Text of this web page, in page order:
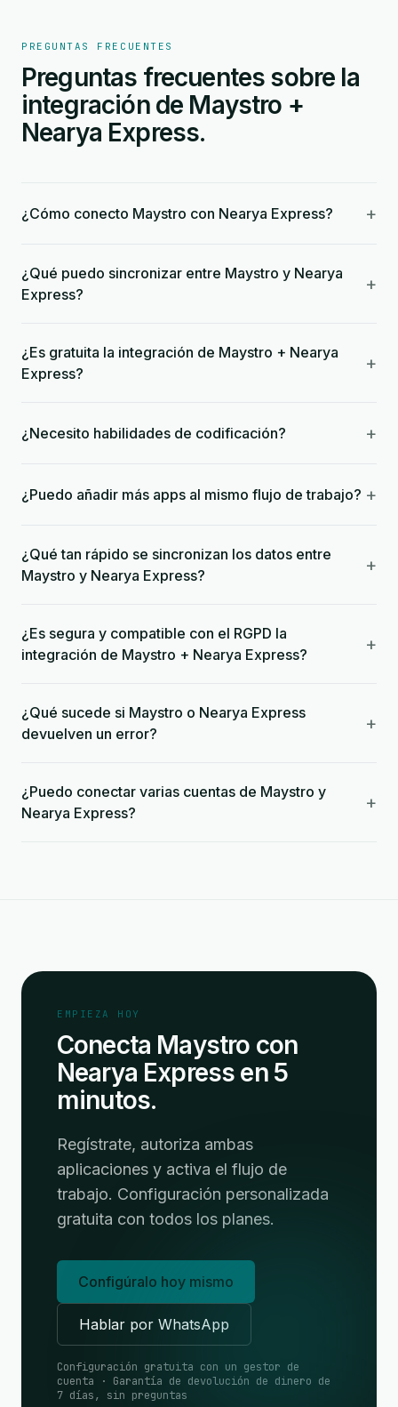
PREGUNTAS FRECUENTES
Preguntas frecuentes sobre la
integración de Maystro +
Nearya Express.
¿Cómo conecto Maystro con Nearya Express? +
¿Qué puedo sincronizar entre Maystro y Nearya
Express?
+
¿Es gratuita la integración de Maystro + Nearya
Express?
+
¿Necesito habilidades de codificación? +
¿Puedo añadir más apps al mismo flujo de trabajo? +
¿Qué tan rápido se sincronizan los datos entre
Maystro y Nearya Express?
+
¿Es segura y compatible con el RGPD la
integración de Maystro + Nearya Express?
+
¿Qué sucede si Maystro o Nearya Express
devuelven un error?
+
¿Puedo conectar varias cuentas de Maystro y
Nearya Express?
+
EMPIEZA HOY
Conecta Maystro con
Nearya Express en 5
minutos.
Regístrate, autoriza ambas
aplicaciones y activa el flujo de
trabajo. Configuración personalizada
gratuita con todos los planes.
Configúralo hoy mismo
Hablar por WhatsApp
Configuración gratuita con un gestor de
cuenta · Garantía de devolución de dinero de
7 días, sin preguntas